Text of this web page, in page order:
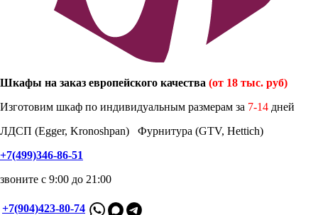
Шкафы на заказ европейского качества (от 18 тыс. руб)
Изготовим шкаф по индивидуальным размерам за 7-14 дней
ЛДСП (Egger, Kronoshpan) Фурнитура (GTV, Hettich)
+7(499)346-86-51
звоните с 9:00 до 21:00
+7(904)423-80-74